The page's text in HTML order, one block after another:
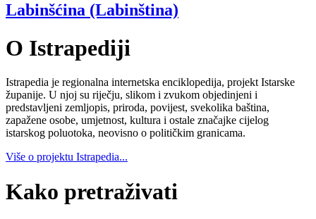
Labinšćina (Labinština)
O Istrapediji
Istrapedia je regionalna internetska enciklopedija, projekt Istarske
županije. U njoj su riječju, slikom i zvukom objedinjeni i
predstavljeni zemljopis, priroda, povijest, svekolika baština,
zapažene osobe, umjetnost, kultura i ostale značajke cijelog
istarskog poluotoka, neovisno o političkim granicama.
Više o projektu Istrapedia...
Kako pretraživati